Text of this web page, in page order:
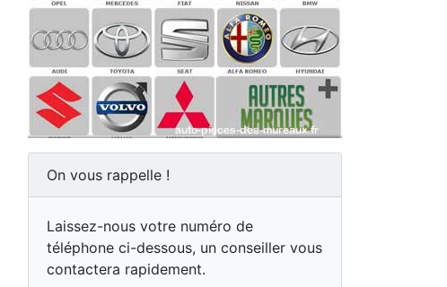
On vous rappelle !
Laissez-nous votre numéro de
téléphone ci-dessous, un conseiller vous
contactera rapidement.